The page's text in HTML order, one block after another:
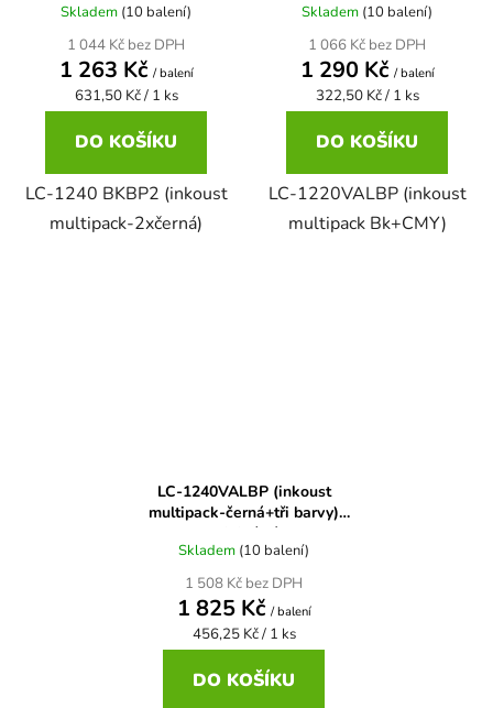
DCP-8110DN
DCP-8155DN
DCP-8250
Brother DCP-7060N
Brother DCP-7065
Brother DCP-7070
Brother DCP-8020
Brother DCP-8040
Brother DCP-8040DN
Skladem (10 balení)
1 044 Kč bez DPH
1 263 Kč / balení
Měrná
cena:
631,50 Kč / 1 ks
DO KOŠÍKU
LC-1240 BKBP2 (inkoust
multipack-2xčerná)
Skladem (10 balení)
1 066 Kč bez DPH
1 290 Kč / balení
Měrná
cena:
322,50 Kč / 1 ks
DO KOŠÍKU
LC-1220VALBP (inkoust
multipack Bk+CMY)
LC-1240VALBP (inkoust
multipack-černá+tři barvy)
originální
Skladem (10 balení)
1 508 Kč bez DPH
1 825 Kč / balení
Měrná
cena:
456,25 Kč / 1 ks
DO KOŠÍKU